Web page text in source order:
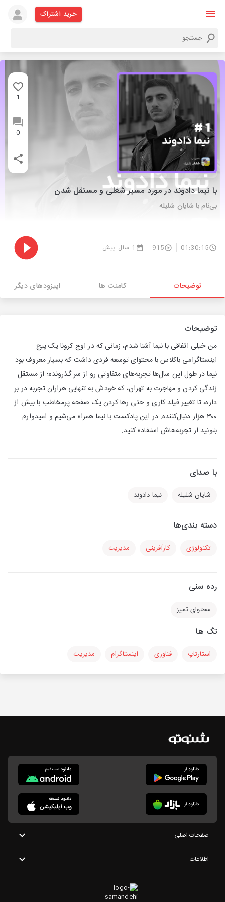
خرید اشتراک
1
0
با نیما دادوند در مورد مسیر شغلی و مستقل شدن
بی‌نام با شایان شلیله
01:30:15
915 1 سال پیش
توضیحات کامنت ها اپیزودهای دیگر
توضیحات
من خیلی اتفاقی با نیما آشنا شدم، زمانی که در اوج کرونا یک پیج
اینستاگرامی باکلاس با محتوای توسعه فردی داشت که بسیار معروف بود.
نیما در طول این سال‌ها تجربه‌های متفاوتی رو از سر گذرونده؛ از مستقل
زندگی کردن و مهاجرت به تهران، که خودش به‌ تنهایی هزاران تجربه در بر
داره، تا تغییر فیلد کاری و حتی رها کردن یک صفحه پرمخاطب با بیش از
۳۰۰ هزار دنبال‌کننده. در این پادکست با نیما همراه می‌شیم و امیدوارم
بتونید از تجربه‌هاش استفاده کنید.
با صدای
شایان شلیله نیما دادوند
دسته بندی‌ها
تکنولوژی کارآفرینی مدیریت
رده سنی
محتوای تمیز
تگ ها
استارتاپ فناوری اینستاگرام مدیریت
صفحات اصلی
اطلاعات